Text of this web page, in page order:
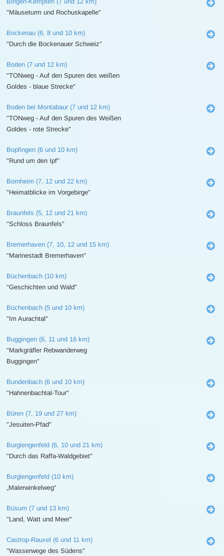
"Mäuseturm und Rochuskapelle"
Bockenau (6, 8 und 10 km)
"Durch die Bockenauer Schweiz"
Boden (7 und 12 km)
"TONweg - Auf den Spuren des weißen
Goldes - blaue Strecke"
Boden bei Montabaur (7 und 12 km)
"TONweg - Auf den Spuren des Weißen
Goldes - rote Strecke"
Bopfingen (6 und 10 km)
"Rund um den Ipf"
Bornheim (7, 12 und 22 km)
"Heimatblicke im Vorgebirge"
Braunfels (5, 12 und 21 km)
"Schloss Braunfels"
Bremerhaven (7, 10, 12 und 15 km)
"Marinestadt Bremerhaven"
Büchenbach (10 km)
"Geschichten und Wald"
Büchenbach (5 und 10 km)
"Im Aurachtal"
Buggingen (6, 11 und 16 km)
"Markgräfler Rebwanderweg
Buggingen"
Bundenbach (6 und 10 km)
"Hahnenbachtal-Tour"
Büren (7, 19 und 27 km)
"Jesuiten-Pfad"
Burglengenfeld (6, 10 und 21 km)
"Durch das Raffa-Waldgebiet"
Burglengenfeld (10 km)
„Malerwinkelweg“
Büsum (7 und 13 km)
"Land, Watt und Meer"
Castrop-Rauxel (6 und 11 km)
"Wasserwege des Südens"